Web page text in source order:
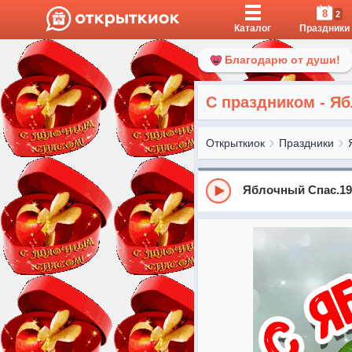
Каталог
8 2
Праздники
Благодарю от души!
С праздником -
Открыткиок Праздники
Яблочный Спас.19